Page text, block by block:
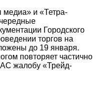
и «Тетра-
Городского
торгов на
до 19 января.
повторяет частично
жалобу «Трейд-